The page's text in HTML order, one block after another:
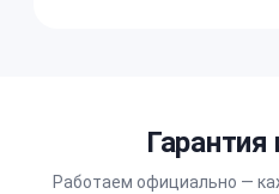
Гарантия
Работаем официально —